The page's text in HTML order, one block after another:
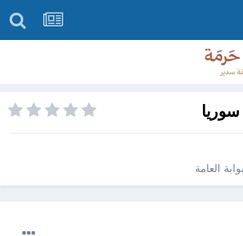
سوريا
العامة